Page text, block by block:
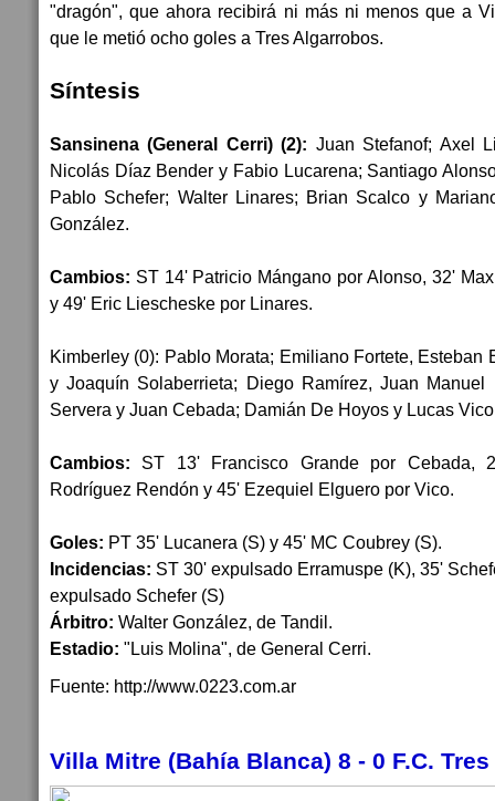
"dragón", que ahora recibirá ni más ni menos que a
que le metió ocho goles a Tres Algarrobos.
Síntesis
Sansinena (General Cerri) (2): Juan Stefanof; Axel
Nicolás Díaz Bender y Fabio Lucarena; Santiago
Pablo Schefer; Walter Linares; Brian Scalco y
González.
Cambios: ST 14' Patricio Mángano por Alonso, 32'
y 49' Eric Liescheske por Linares.
Kimberley (0): Pablo Morata; Emiliano Fortete, Esteban
y Joaquín Solaberrieta; Diego Ramírez, Juan Manuel
Servera y Juan Cebada; Damián De Hoyos y Lucas
Cambios: ST 13' Francisco Grande por Cebada,
Rodríguez Rendón y 45' Ezequiel Elguero por Vico.
Goles: PT 35' Lucanera (S) y 45' MC Coubrey (S).
Incidencias: ST 30' expulsado Erramuspe (K), 35'
expulsado Schefer (S)
Árbitro: Walter González, de Tandil.
Estadio: "Luis Molina", de General Cerri.
Fuente: http://www.0223.com.ar
Villa Mitre (Bahía Blanca) 8 - 0 F.C.